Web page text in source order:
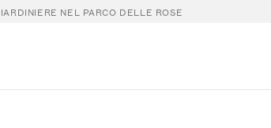
NEL PARCO DELLE ROSE